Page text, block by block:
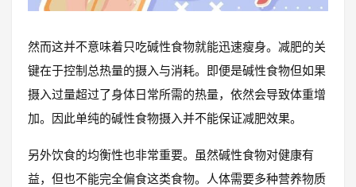
然而这并不意味着只吃碱性食物就能迅速瘦身。减肥的关
键在于控制总热量的摄入与消耗。即便是碱性食物但如果
摄入过量超过了身体日常所需的热量，依然会导致体重增
加。因此单纯的碱性食物摄入并不能保证减肥效果。
另外饮食的均衡性也非常重要。虽然碱性食物对健康有
益，但也不能完全偏食这类食物。人体需要多种营养物质